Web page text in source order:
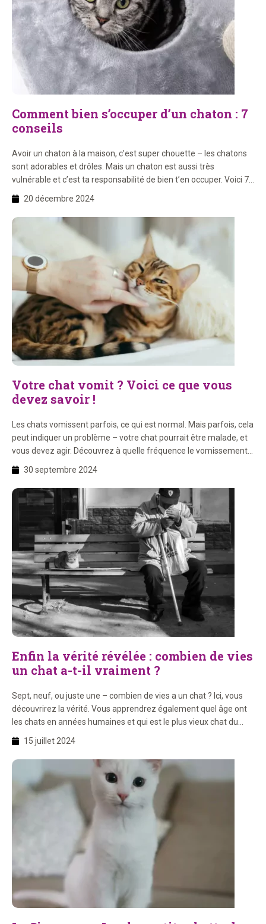
Comment bien s’occuper d’un chaton : 7
conseils
Avoir un chaton à la maison, c’est super chouette – les chatons
sont adorables et drôles. Mais un chaton est aussi très
vulnérable et c’est ta responsabilité de bien t’en occuper. Voici 7
conseils pour prendre soin et éduquer un chaton. Conseil 1 :
Créez un environnement sûr et confortable Un nouvel
environnement est très […]
20 décembre 2024
Votre chat vomit ? Voici ce que vous
devez savoir !
Les chats vomissent parfois, ce qui est normal. Mais parfois, cela
peut indiquer un problème – votre chat pourrait être malade, et
vous devez agir. Découvrez à quelle fréquence le vomissement
est normal, ce que vous pouvez faire et quand vous devez
consulter le vétérinaire.
30 septembre 2024
Enfin la vérité révélée : combien de vies
un chat a-t-il vraiment ?
Sept, neuf, ou juste une – combien de vies a un chat ? Ici, vous
découvrirez la vérité. Vous apprendrez également quel âge ont
les chats en années humaines et qui est le plus vieux chat du
monde (et pourquoi il a vécu si longtemps) !
15 juillet 2024